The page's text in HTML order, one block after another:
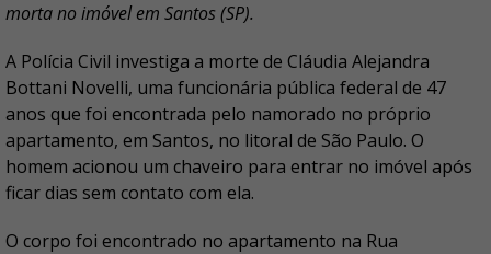
morta no imóvel em Santos (SP).
A Polícia Civil investiga a morte de Cláudia Alejandra
Bottani Novelli, uma funcionária pública federal de 47
anos que foi encontrada pelo namorado no próprio
apartamento, em Santos, no litoral de São Paulo. O
homem acionou um chaveiro para entrar no imóvel após
ficar dias sem contato com ela.
O corpo foi encontrado no apartamento na Rua